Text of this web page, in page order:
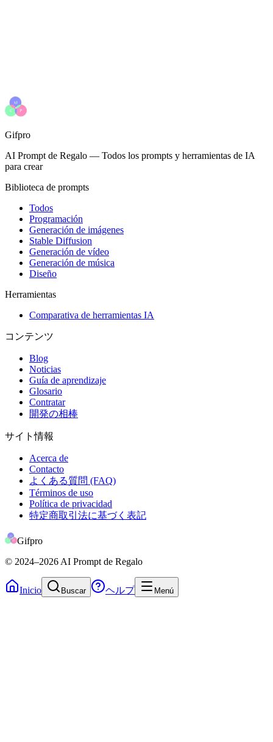
Gifpro
AI Prompt de Regalo — Todos los prompts y herramientas de IA
para crear
Biblioteca de prompts
Todos
Programación
Generación de imágenes
Stable Diffusion
Generación de vídeo
Generación de música
Diseño
Herramientas
Comparativa de herramientas IA
コンテンツ
Blog
Noticias
Guía de aprendizaje
Glosario
Contratar
開発の相棒
サイト情報
Acerca de
Contacto
よくある質問 (FAQ)
Términos de uso
Política de privacidad
特定商取引法に基づく表記
Gifpro
© 2024–2026 AI Prompt de Regalo
Inicio Buscar ヘルプ Menú